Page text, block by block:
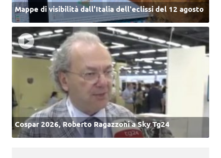
Mappe di visibilità dall’Italia dell'eclissi del 12 agosto
Cospar 2026, Roberto Ragazzoni a Sky Tg24